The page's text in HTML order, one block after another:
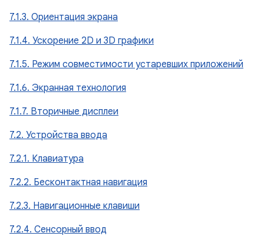
7.1.3. Ориентация экрана
7.1.4. Ускорение 2D и 3D графики
7.1.5. Режим совместимости устаревших приложений
7.1.6. Экранная технология
7.1.7. Вторичные дисплеи
7.2. Устройства ввода
7.2.1. Клавиатура
7.2.2. Бесконтактная навигация
7.2.3. Навигационные клавиши
7.2.4. Сенсорный ввод